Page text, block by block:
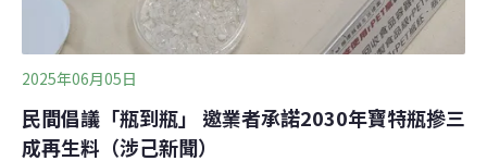
2025年06月05日
民間倡議「瓶到瓶」 邀業者承諾2030年寶特瓶摻三
成再生料（涉己新聞）